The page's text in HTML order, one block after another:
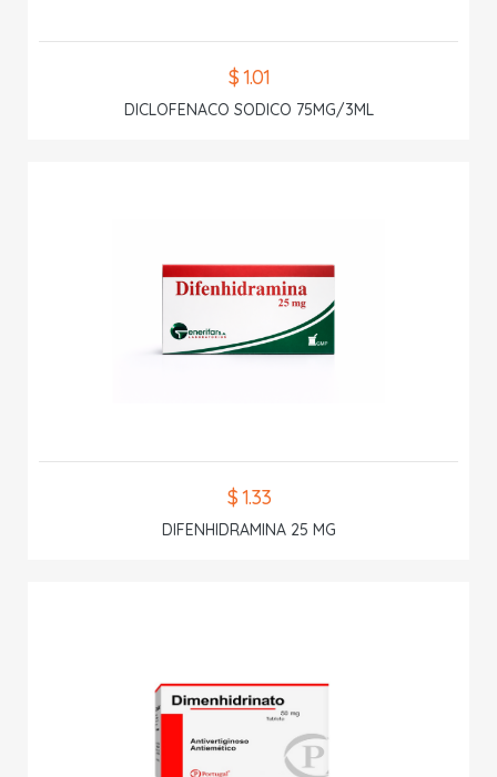
$ 1.01
DICLOFENACO SODICO 75MG/3ML
$ 1.33
DIFENHIDRAMINA 25 MG